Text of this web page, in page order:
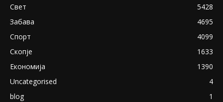
Свет
5428
Забава
4695
Спорт
4099
Скопје
1633
Економија
1390
Uncategorised
4
blog
1